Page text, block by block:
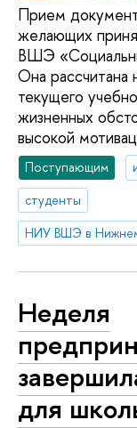
Прием
желающих
ВШЭ
Она рассчитана
текущего
жизненных
высокой
Поступающим
студенты
НИУ ВШЭ в
Неделя
для